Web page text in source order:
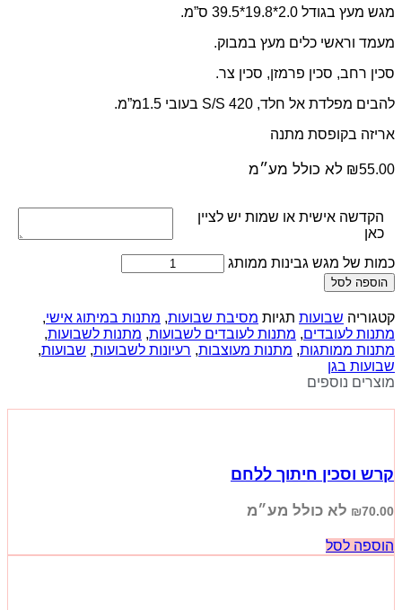
מגש מעץ בגודל 39.5*19.8*2.0 ס”מ.
מעמד וראשי כלים מעץ במבוק.
סכין רחב, סכין פרמזן, סכין צר.
להבים מפלדת אל חלד, S/S 420 בעובי 1.5מ”מ.
אריזה בקופסת מתנה
₪55.00 לא כולל מע״מ
הקדשה אישית או שמות יש לציין
כאן
כמות של מגש גבינות ממותג
הוספה לסל
קטגוריה שבועות תגיות מסיבת שבועות, מתנות במיתוג אישי,
מתנות לעובדים, מתנות לעובדים לשבועות, מתנות לשבועות,
מתנות ממותגות, מתנות מעוצבות, רעיונות לשבועות, שבועות,
שבועות בגן
מוצרים נוספים
קרש וסכין חיתוך ללחם
₪70.00 לא כולל מע״מ
הוספה לסל